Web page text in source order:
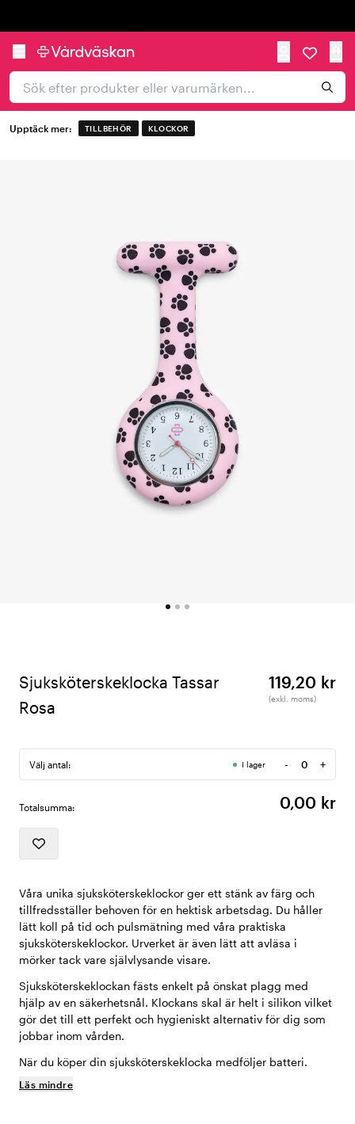
Upptäck mer: TILLBEHÖR KLOCKOR
Sjuksköterskeklocka Tassar
Rosa
119,20 kr
(exkl. moms)
Välj antal: I lager -
Antal
+
Totalsumma: 0,00 kr
Våra unika sjuksköterskeklockor ger ett stänk av färg och
tillfredsställer behoven för en hektisk arbetsdag. Du håller
lätt koll på tid och pulsmätning med våra praktiska
sjuksköterskeklockor. Urverket är även lätt att avläsa i
mörker tack vare självlysande visare.
Sjuksköterskeklockan fästs enkelt på önskat plagg med
hjälp av en säkerhetsnål. Klockans skal är helt i silikon vilket
gör det till ett perfekt och hygieniskt alternativ för dig som
jobbar inom vården.
När du köper din sjuksköterskeklocka medföljer batteri.
Läs mindre